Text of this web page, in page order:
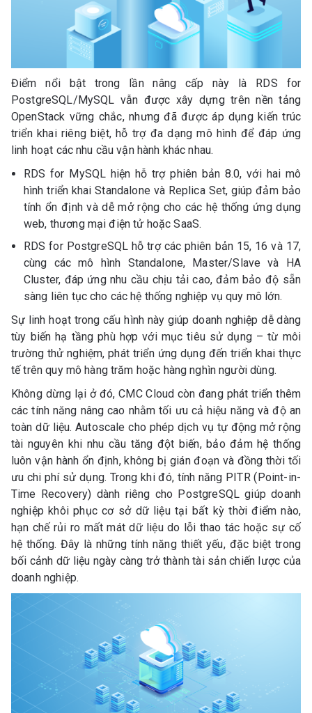
Điểm nổi bật trong lần nâng cấp này là RDS for
PostgreSQL/MySQL vẫn được xây dựng trên nền tảng
OpenStack vững chắc, nhưng đã được áp dụng kiến trúc
triển khai riêng biệt, hỗ trợ đa dạng mô hình để đáp ứng
linh hoạt các nhu cầu vận hành khác nhau.
RDS for MySQL hiện hỗ trợ phiên bản 8.0, với hai mô
hình triển khai Standalone và Replica Set, giúp đảm bảo
tính ổn định và dễ mở rộng cho các hệ thống ứng dụng
web, thương mại điện tử hoặc SaaS.
RDS for PostgreSQL hỗ trợ các phiên bản 15, 16 và 17,
cùng các mô hình Standalone, Master/Slave và HA
Cluster, đáp ứng nhu cầu chịu tải cao, đảm bảo độ sẵn
sàng liên tục cho các hệ thống nghiệp vụ quy mô lớn.
Sự linh hoạt trong cấu hình này giúp doanh nghiệp dễ dàng
tùy biến hạ tầng phù hợp với mục tiêu sử dụng – từ môi
trường thử nghiệm, phát triển ứng dụng đến triển khai thực
tế trên quy mô hàng trăm hoặc hàng nghìn người dùng.
Không dừng lại ở đó, CMC Cloud còn đang phát triển thêm
các tính năng nâng cao nhằm tối ưu cả hiệu năng và độ an
toàn dữ liệu. Autoscale cho phép dịch vụ tự động mở rộng
tài nguyên khi nhu cầu tăng đột biến, bảo đảm hệ thống
luôn vận hành ổn định, không bị gián đoạn và đồng thời tối
ưu chi phí sử dụng. Trong khi đó, tính năng PITR (Point-in-
Time Recovery) dành riêng cho PostgreSQL giúp doanh
nghiệp khôi phục cơ sở dữ liệu tại bất kỳ thời điểm nào,
hạn chế rủi ro mất mát dữ liệu do lỗi thao tác hoặc sự cố
hệ thống. Đây là những tính năng thiết yếu, đặc biệt trong
bối cảnh dữ liệu ngày càng trở thành tài sản chiến lược của
doanh nghiệp.